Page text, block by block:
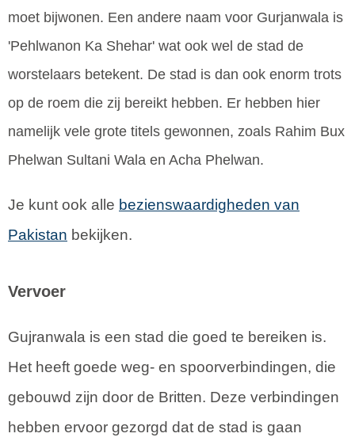
moet bijwonen. Een andere naam voor Gurjanwala is
'Pehlwanon Ka Shehar' wat ook wel de stad de
worstelaars betekent. De stad is dan ook enorm trots
op de roem die zij bereikt hebben. Er hebben hier
namelijk vele grote titels gewonnen, zoals Rahim Bux
Phelwan Sultani Wala en Acha Phelwan.
Je kunt ook alle bezienswaardigheden van
Pakistan bekijken.
Vervoer
Gujranwala is een stad die goed te bereiken is.
Het heeft goede weg- en spoorverbindingen, die
gebouwd zijn door de Britten. Deze verbindingen
hebben ervoor gezorgd dat de stad is gaan